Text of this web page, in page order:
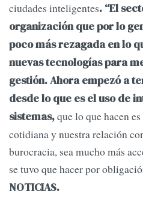
ciudades inteligentes. “El
organización que por lo
poco más rezagada en lo
nuevas tecnologías para
gestión.Ahora empezó a
desde lo que es el uso de
sistemas,que lo que hacen
cotidiana y nuestra relación
burocracia, sea mucho más
se tuvo que hacer por
NOTICIAS.